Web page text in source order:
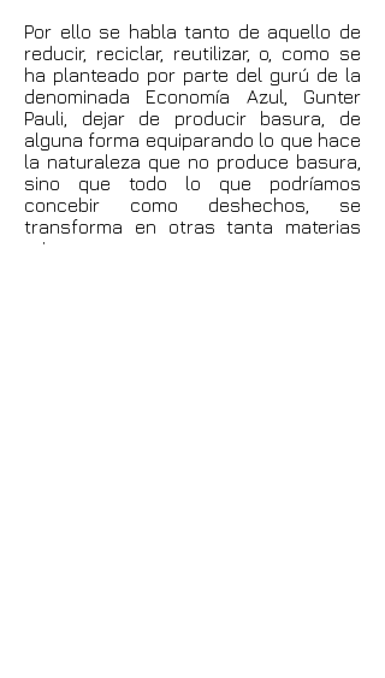
Por ello se habla tanto de aquello de
reducir, reciclar, reutilizar, o, como se
ha planteado por parte del gurú de la
denominada Economía Azul, Gunter
Pauli, dejar de producir basura, de
alguna forma equiparando lo que hace
la naturaleza que no produce basura,
sino que todo lo que podríamos
concebir como deshechos, se
transforma en otras tanta materias
primas.